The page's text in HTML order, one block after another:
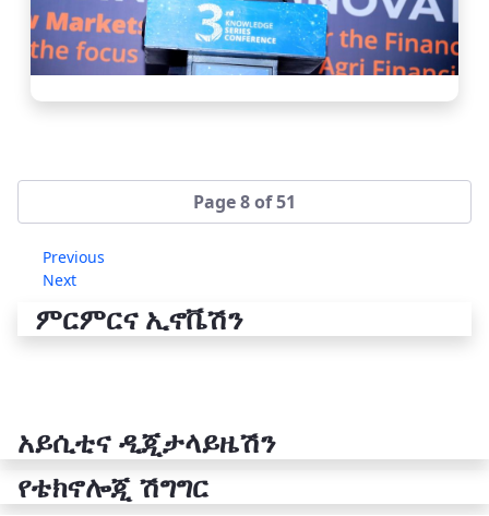
Page 8 of 51
Previous
Next
ምርምርና ኢኖቬሽን
አይሲቲና ዲጂታላይዜሽን
የቴክኖሎጂ ሽግግር